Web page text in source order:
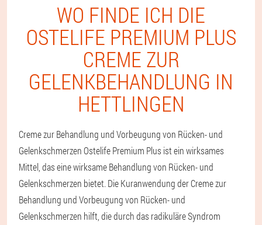
WO FINDE ICH DIE
OSTELIFE PREMIUM PLUS
CREME ZUR
GELENKBEHANDLUNG IN
HETTLINGEN
Creme zur Behandlung und Vorbeugung von Rücken- und
Gelenkschmerzen Ostelife Premium Plus ist ein wirksames
Mittel, das eine wirksame Behandlung von Rücken- und
Gelenkschmerzen bietet. Die Kuranwendung der Creme zur
Behandlung und Vorbeugung von Rücken- und
Gelenkschmerzen hilft, die durch das radikuläre Syndrom